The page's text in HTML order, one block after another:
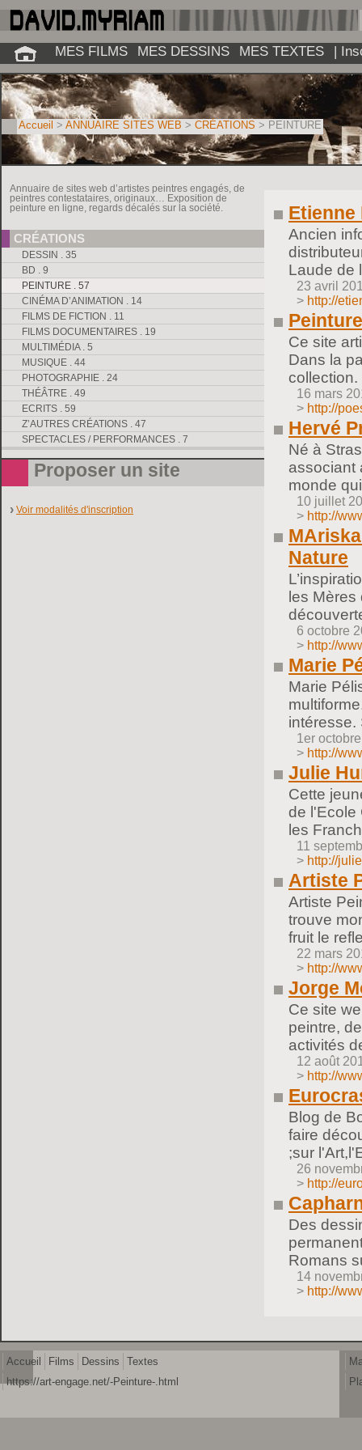
Annuaire de sites web d’artistes peintres engagés, de
peintres contestataires, originaux… Exposition de
peinture en ligne, regards décalés sur la société.
CRÉATIONS
DESSIN . 35
BD . 9
PEINTURE . 57
CINÉMA D’ANIMATION . 14
FILMS DE FICTION . 11
FILMS DOCUMENTAIRES . 19
MULTIMÉDIA . 5
MUSIQUE . 44
PHOTOGRAPHIE . 24
THÉÂTRE . 49
ECRITS . 59
Z’AUTRES CRÉATIONS . 47
SPECTACLES / PERFORMANCES . 7
Proposer un site
Voir modalités d'inscription
Etienne
Ancien
Laude de
23 avril
> http://
Ce site
Dans la
16 mars
> http://
Hervé
Né à
associant
monde
10 juillet
> http://
Nature
les Mères
6 octobre
> http://
Marie
Marie
1er
> http://
Julie
Cette
de l'Ecole
les
11
> http://
Artiste
Artiste
trouve
fruit le
22 mars
> http://
Jorge
Ce site
peintre,
activités
12 août
> http://
Blog de
faire
;sur
26
> http://
Des
Romans
14
> http://
Accueil > ANNUAIRE SITES WEB > CRÉATIONS > PEINTURE
Accueil Films Dessins
Textes
https://art-engage.net/-Peinture-.html
MES FILMS MES DESSINS MES TEXTES |